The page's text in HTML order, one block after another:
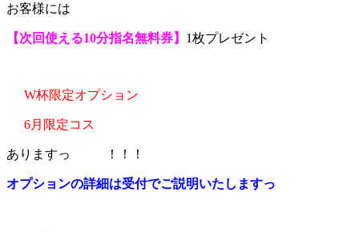
お客様には
【次回使える10分指名無料券】 1枚プレゼント
W杯限定オプション
6月限定コス
ありますっ ！！！
オプションの詳細は受付でご説明いたしますっ